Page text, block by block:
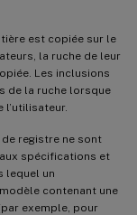
est copiée sur le
la ruche de leur
Les inclusions
de la ruche lorsque
registre ne sont
spécifications et
lequel un
contenant une
exemple, pour